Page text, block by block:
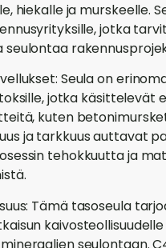
hiekalle ja murskeelle.
jotka
Seula on
jotka käsittelevät
kuten
ja tarkkuus auttavat
tehokkuutta ja
Tämä tasoseula
seulontaan.